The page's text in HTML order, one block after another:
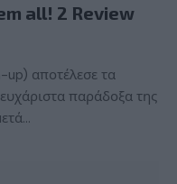
all! 2 Review
αποτέλεσε τα
παράδοξα της